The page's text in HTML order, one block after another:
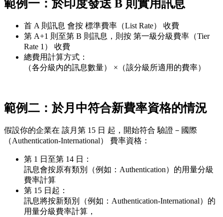
範例一：於印度發送 B 則實用訊息
首 A 則訊息 會按 標準費率（List Rate） 收費
第 A+1 則至第 B 則訊息，則按 第一級分級費率（Tier
Rate 1） 收費
總費用計算方式：
（各分級內的訊息數量） ×（該分級所適用的費率）
範例二：於月中符合新費率資格的情況
假設你的企業在 該月第 15 日 起，開始符合 驗證－國際
（Authentication-International） 費率資格：
第 1 日至第 14 日：
訊息會按原有類別（例如：Authentication）的用量分級
費率計算
第 15 日起：
訊息將按新類別（例如：Authentication-International）的
用量分級費率計算，